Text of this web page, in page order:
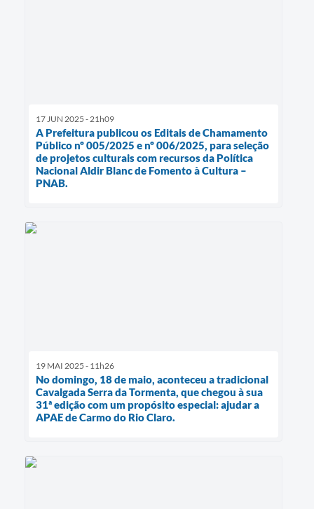
17 JUN 2025 - 21h09
A Prefeitura publicou os Editais de Chamamento
Público nº 005/2025 e nº 006/2025, para seleção
de projetos culturais com recursos da Política
Nacional Aldir Blanc de Fomento à Cultura –
PNAB.
19 MAI 2025 - 11h26
No domingo, 18 de maio, aconteceu a tradicional
Cavalgada Serra da Tormenta, que chegou à sua
31ª edição com um propósito especial: ajudar a
APAE de Carmo do Rio Claro.